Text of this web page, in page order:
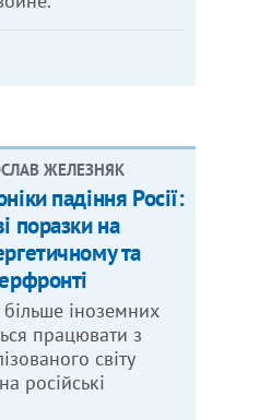
ЖЕЛЕЗНЯК
падіння Росії:
поразки на
та
більше іноземних
працювати з
світу
російські